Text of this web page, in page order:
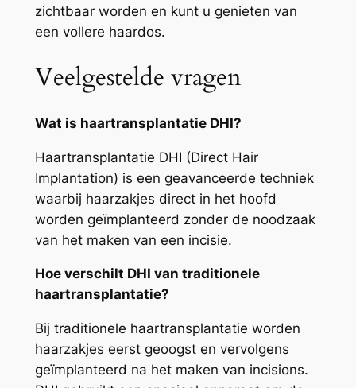
zichtbaar worden en kunt u genieten van
een vollere haardos.
Veelgestelde vragen
Wat is haartransplantatie DHI?
Haartransplantatie DHI (Direct Hair
Implantation) is een geavanceerde techniek
waarbij haarzakjes direct in het hoofd
worden geïmplanteerd zonder de noodzaak
van het maken van een incisie.
Hoe verschilt DHI van traditionele
haartransplantatie?
Bij traditionele haartransplantatie worden
haarzakjes eerst geoogst en vervolgens
geïmplanteerd na het maken van incisions.